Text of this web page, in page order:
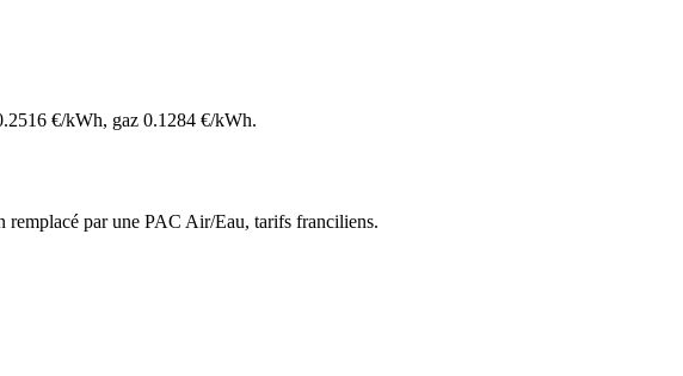
€/kWh, gaz 0.1284 €/kWh.
remplacé par une PAC Air/Eau, tarifs franciliens.